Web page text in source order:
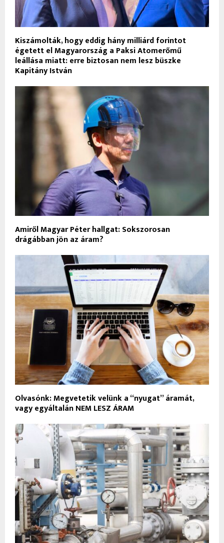
Kiszámolták, hogy eddig hány milliárd forintot
égetett el Magyarország a Paksi Atomerőmű
leállása miatt: erre biztosan nem lesz büszke
Kapitány István
Amiről Magyar Péter hallgat: Sokszorosan
drágábban jön az áram?
Olvasónk: Megvetetik velünk a “nyugat” áramát,
vagy egyáltalán NEM LESZ ÁRAM